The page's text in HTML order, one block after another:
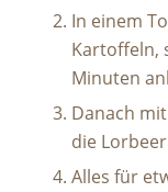
In einem
Kartoffeln,
Minuten
Danach
die
Alles für